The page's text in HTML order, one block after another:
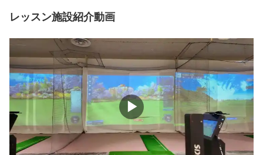
ニケーションが良く、楽しくレッスンを受けていただく事
④コンペやコースレッスンでさらに楽しく！
定期的にコンペやコースレッスンも行っております。楽し
みながら日頃のレッスンの成果を確認できると、大変ご好
評を頂いております。
⑤自分のスイング動画を見ながら簡単レッスン！
高性能シミュレーターでスイング再生できるため、自分の
レッスン施設紹介動画
▶